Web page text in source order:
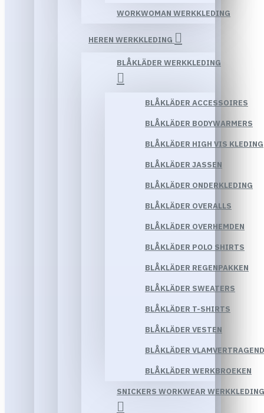
WORKWOMAN WERKKLEDING
HEREN WERKKLEDING
BLÅKLÄDER WERKKLEDING
BLÅKLÄDER ACCESSOIRES
BLÅKLÄDER BODYWARMERS
BLÅKLÄDER HIGH VIS KLEDING
BLÅKLÄDER JASSEN
BLÅKLÄDER ONDERKLEDING
BLÅKLÄDER OVERALLS
BLÅKLÄDER OVERHEMDEN
BLÅKLÄDER POLO SHIRTS
BLÅKLÄDER REGENPAKKEN
BLÅKLÄDER SWEATERS
BLÅKLÄDER T-SHIRTS
BLÅKLÄDER VESTEN
BLÅKLÄDER
BLÅKLÄDER WERKBROEKEN
SNICKERS WORKWEAR WERKKLEDING